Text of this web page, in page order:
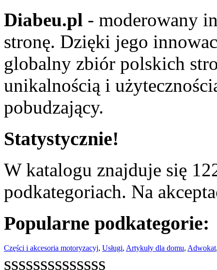
Diabeu.pl - moderowany
stronę. Dzięki jego
globalny zbiór polskich
unikalnością i
pobudzający.
Statystycznie!
W katalogu znajduje się
podkategoriach. Na
Popularne podkategorie:
Części i akcesoria motoryzacyj, Usługi, Artykuły dla domu, Adwokat
ssssssssssssss